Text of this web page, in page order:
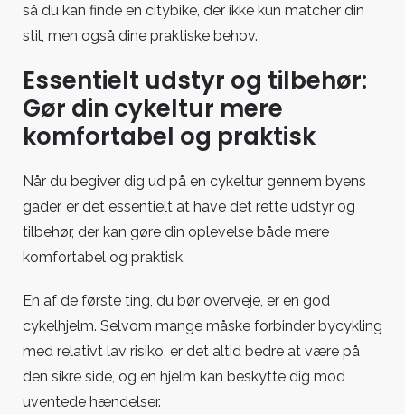
så du kan finde en citybike, der ikke kun matcher din
stil, men også dine praktiske behov.
Essentielt udstyr og tilbehør:
Gør din cykeltur mere
komfortabel og praktisk
Når du begiver dig ud på en cykeltur gennem byens
gader, er det essentielt at have det rette udstyr og
tilbehør, der kan gøre din oplevelse både mere
komfortabel og praktisk.
En af de første ting, du bør overveje, er en god
cykelhjelm. Selvom mange måske forbinder bycykling
med relativt lav risiko, er det altid bedre at være på
den sikre side, og en hjelm kan beskytte dig mod
uventede hændelser.